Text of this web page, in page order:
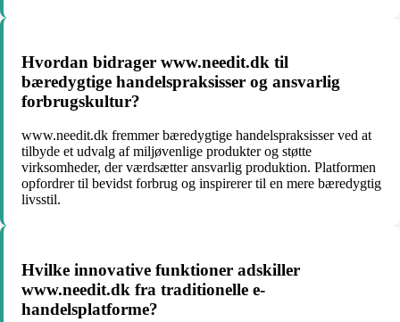
Hvordan bidrager www.needit.dk til
bæredygtige handelspraksisser og ansvarlig
forbrugskultur?
www.needit.dk fremmer bæredygtige handelspraksisser ved at
tilbyde et udvalg af miljøvenlige produkter og støtte
virksomheder, der værdsætter ansvarlig produktion. Platformen
opfordrer til bevidst forbrug og inspirerer til en mere bæredygtig
livsstil.
Hvilke innovative funktioner adskiller
www.needit.dk fra traditionelle e-
handelsplatforme?